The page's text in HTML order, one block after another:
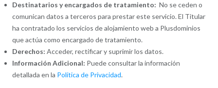
Destinatarios y encargados de tratamiento: No se ceden o
comunican datos a terceros para prestar este servicio. El Titular
ha contratado los servicios de alojamiento web a Plusdominios
que actúa como encargado de tratamiento.
Derechos: Acceder, rectificar y suprimir los datos.
Información Adicional: Puede consultar la información
detallada en la Política de Privacidad.